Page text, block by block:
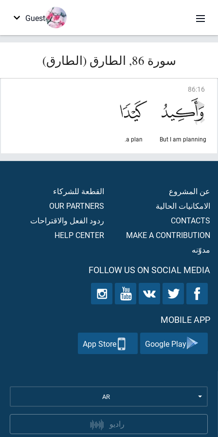
Guest
سورة 86, الطارق (الطارق)
86:16
But I am planning
a plan.
عن المشروع
الامكانيات الحالية
CONTACTS
MAKE A CONTRIBUTION
مدوّنه
القطعة للشركاء
OUR PARTNERS
ردود الفعل والاقتراحات
HELP CENTER
FOLLOW US ON SOCIAL MEDIA
MOBILE APP
Google Play
App Store
AR
راديو